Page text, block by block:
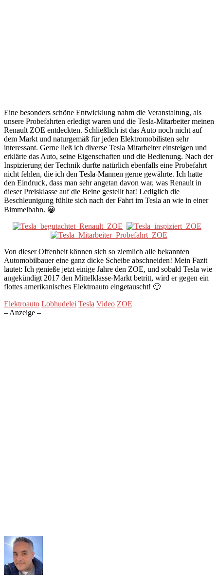
Eine besonders schöne Entwicklung nahm die Veranstaltung, als
unsere Probefahrten erledigt waren und die Tesla-Mitarbeiter meinen
Renault ZOE entdeckten. Schließlich ist das Auto noch nicht auf
dem Markt und naturgemäß für jeden Elektromobilisten sehr
interessant. Gerne ließ ich diverse Tesla Mitarbeiter einsteigen und
erklärte das Auto, seine Eigenschaften und die Bedienung. Nach der
Inspizierung der Technik durfte natürlich ebenfalls eine Probefahrt
nicht fehlen, die ich den Tesla-Mannen gerne gewährte. Ich hatte
den Eindruck, dass man sehr angetan davon war, was Renault in
dieser Preisklasse auf die Beine gestellt hat! Lediglich die
Beschleunigung fühlte sich nach der Fahrt im Tesla an wie in einer
Bimmelbahn. 😀
Von dieser Offenheit können sich so ziemlich alle bekannten
Automobilbauer eine ganz dicke Scheibe abschneiden! Mein Fazit
lautet: Ich genieße jetzt einige Jahre den ZOE, und sobald Tesla wie
angekündigt 2017 den Mittelklasse-Markt betritt, wird er gegen ein
flottes amerikanisches Elektroauto eingetauscht! 🙂
Elektroauto Lobhudelei Tesla Video ZOE
– Anzeige –